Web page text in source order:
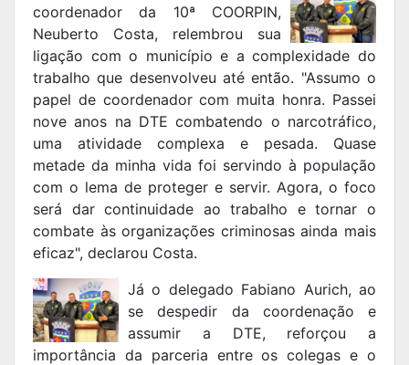
coordenador da 10ª COORPIN,
Neuberto Costa, relembrou sua
ligação com o município e a complexidade do
trabalho que desenvolveu até então. "Assumo o
papel de coordenador com muita honra. Passei
nove anos na DTE combatendo o narcotráfico,
uma atividade complexa e pesada. Quase
metade da minha vida foi servindo à população
com o lema de proteger e servir. Agora, o foco
será dar continuidade ao trabalho e tornar o
combate às organizações criminosas ainda mais
eficaz", declarou Costa.
Já o delegado Fabiano Aurich, ao
se despedir da coordenação e
assumir a DTE, reforçou a
importância da parceria entre os colegas e o